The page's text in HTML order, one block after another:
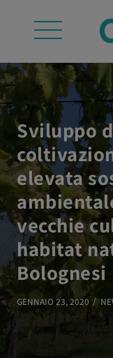
Sviluppo
elevata
vecchie
habitat
Bolognesi
GENNAIO 23, 2020